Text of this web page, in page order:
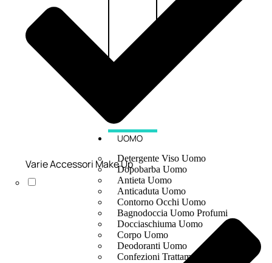
UOMO
Detergente Viso Uomo
Dopobarba Uomo
Antieta Uomo
Anticaduta Uomo
Contorno Occhi Uomo
Bagnodoccia Uomo Profumi
Docciaschiuma Uomo
Corpo Uomo
Deodoranti Uomo
Confezioni Trattamenti Uomo
Varie Accessori Make Up